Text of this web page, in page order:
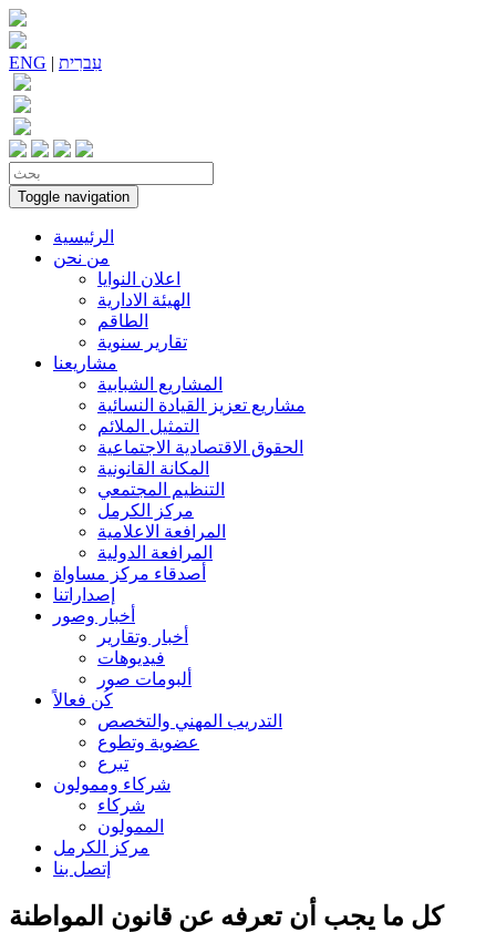
ENG | עִברִית
Toggle navigation
الرئيسية
من نحن
اعلان النوايا
الهيئة الادارية
الطاقم
تقارير سنوية
مشاريعنا
المشاريع الشبابية
مشاريع تعزيز القيادة النسائية
التمثيل الملائم
الحقوق الاقتصادية الاجتماعية
المكانة القانونية
التنظيم المجتمعي
مركز الكرمل
المرافعة الاعلامية
المرافعة الدولية
أصدقاء مركز مساواة
إصداراتنا
أخبار وصور
أخبار وتقارير
فيديوهات
ألبومات صور
كُن فعالاً
التدريب المهني والتخصص
عضوية وتطوع
تبرع
شركاء وممولون
شركاء
الممولون
مركز الكرمل
إتصل بنا
كل ما يجب أن تعرفه عن قانون المواطنة